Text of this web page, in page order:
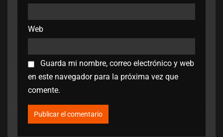
Web
Guarda mi nombre, correo electrónico y web
en este navegador para la próxima vez que
comente.